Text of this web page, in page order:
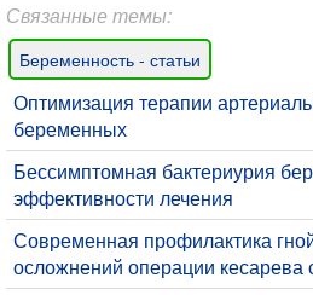
Связанные темы:
Беременность - статьи
Оптимизация терапии
беременных
Бессимптомная бактериурия
эффективности лечения
Современная профилактика
осложнений операции кесарева